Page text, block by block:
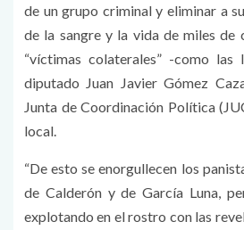
de un grupo criminal y eliminar a
de la sangre y la vida de miles de
“víctimas colaterales” -como las
diputado Juan Javier Gómez
Junta de Coordinación Política
local.
“De esto se enorgullecen los
de Calderón y de García Luna,
explotando en el rostro con las